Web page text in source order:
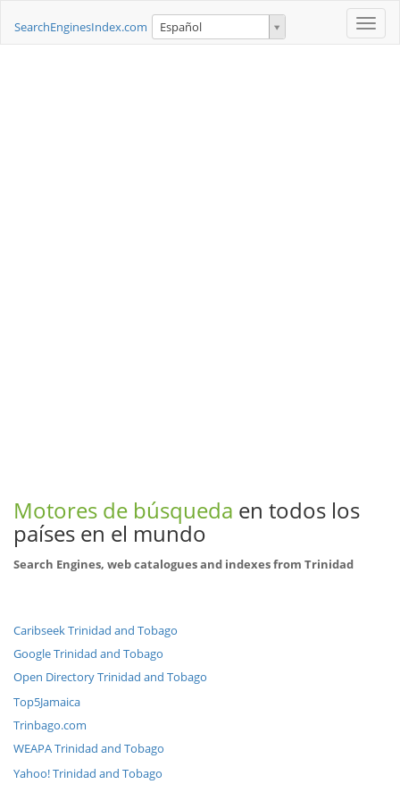
Toggle
SearchEnginesIndex.com Español
Motores de búsqueda en todos los
países en el mundo
Search Engines, web catalogues and indexes from Trinidad
Caribseek Trinidad and Tobago
Google Trinidad and Tobago
Open Directory Trinidad and Tobago
Top5Jamaica
Trinbago.com
WEAPA Trinidad and Tobago
Yahoo! Trinidad and Tobago